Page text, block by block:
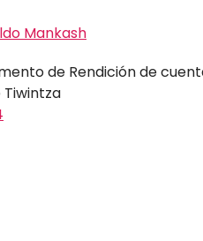
de Rendición de